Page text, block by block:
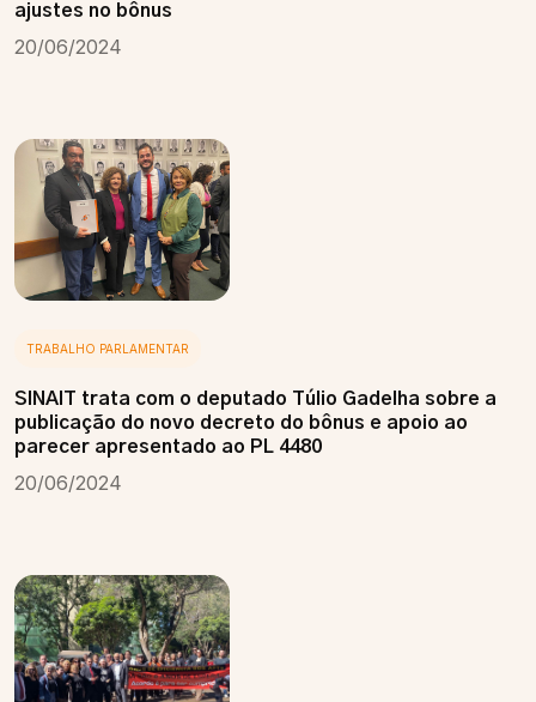
ajustes no bônus
20/06/2024
TRABALHO PARLAMENTAR
SINAIT trata com o deputado Túlio Gadelha sobre a
publicação do novo decreto do bônus e apoio ao
parecer apresentado ao PL 4480
20/06/2024